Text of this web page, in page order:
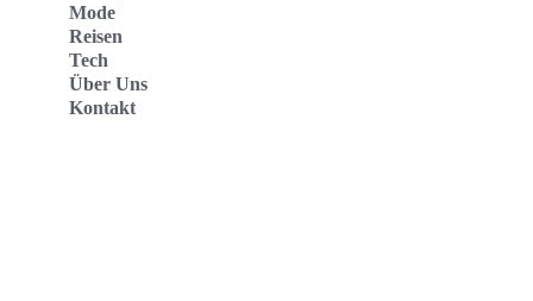
Mode
Reisen
Tech
Über Uns
Kontakt